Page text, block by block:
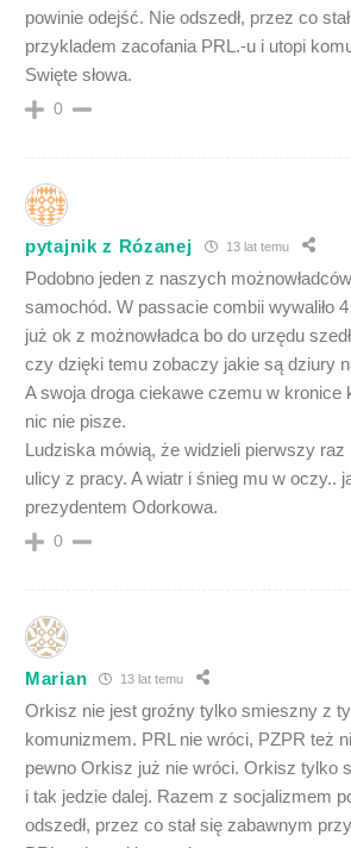
powinie odejść. Nie odszedł, przez co
przykladem zacofania PRL.-u i utopi
Swięte słowa.
0
pytajnik z Rózanej 13 lat temu
Podobno jeden z naszych
samochód. W passacie combii wywaliło
już ok z możnowładca bo do urzędu
czy dzięki temu zobaczy jakie są dziury
A swoja droga ciekawe czemu w kronice
nic nie pisze.
Ludziska mówią, że widzieli pierwszy raz
ulicy z pracy. A wiatr i śnieg mu w oczy..
prezydentem Odorkowa.
0
Marian 13 lat temu
Orkisz nie jest groźny tylko smieszny z
komunizmem. PRL nie wróci, PZPR też
pewno Orkisz już nie wróci. Orkisz tylko
i tak jedzie dalej. Razem z socjalizmem
odszedł, przez co stał się zabawnym